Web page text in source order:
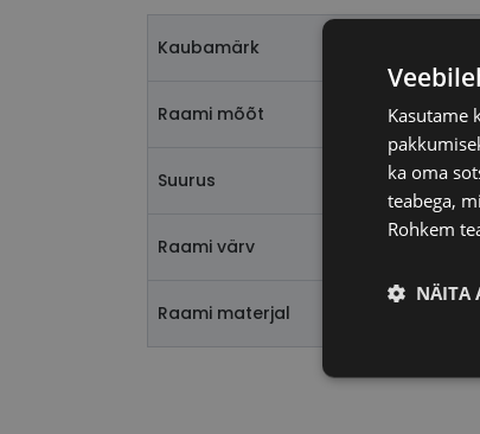
Kaubamärk
Raami mõõt
Suurus
Raami värv
Raami materjal
Kasutame
ka oma
teabega,
Rohkem
NÄITA